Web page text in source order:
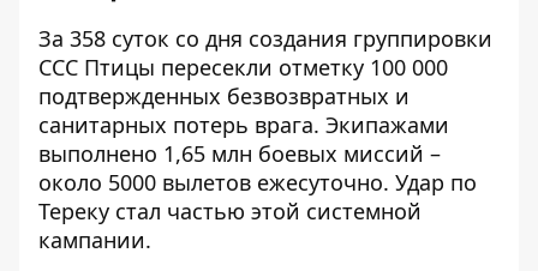
За 358 суток со дня создания группировки
ССС Птицы пересекли отметку 100 000
подтвержденных безвозвратных и
санитарных потерь врага. Экипажами
выполнено 1,65 млн боевых миссий –
около 5000 вылетов ежесуточно. Удар по
Тереку стал частью этой системной
кампании.